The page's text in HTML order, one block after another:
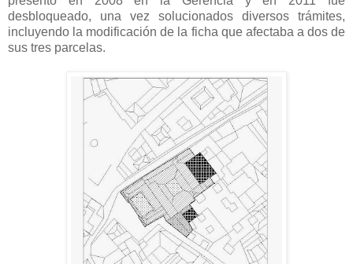
desbloqueado, una vez solucionados diversos trámites,
incluyendo la modificación de la ficha que afectaba a dos de
sus tres parcelas.